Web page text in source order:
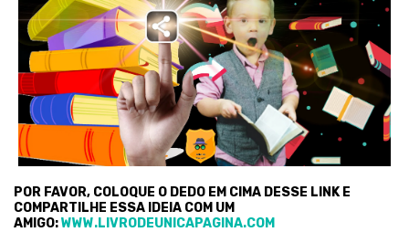
POR FAVOR, COLOQUE O DEDO EM CIMA DESSE LINK E
COMPARTILHE ESSA IDEIA COM UM
AMIGO:WWW.LIVRODEUNICAPAGINA.COM